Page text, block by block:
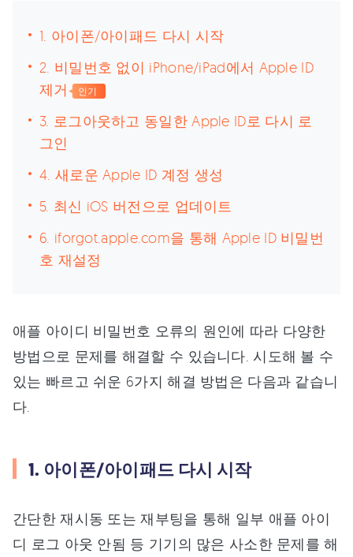
1. 아이폰/아이패드 다시 시작
2. 비밀번호 없이 iPhone/iPad에서 Apple ID
제거
인기
3. 로그아웃하고 동일한 Apple ID로 다시 로
그인
4. 새로운 Apple ID 계정 생성
5. 최신 iOS 버전으로 업데이트
6. iforgot.apple.com을 통해 Apple ID 비밀번
호 재설정
애플 아이디 비밀번호 오류의 원인에 따라 다양한
방법으로 문제를 해결할 수 있습니다. 시도해 볼 수
있는 빠르고 쉬운 6가지 해결 방법은 다음과 같습니
다.
1. 아이폰/아이패드 다시 시작
간단한 재시동 또는 재부팅을 통해 일부 애플 아이
디 로그 아웃 안됨 등 기기의 많은 사소한 문제를 해